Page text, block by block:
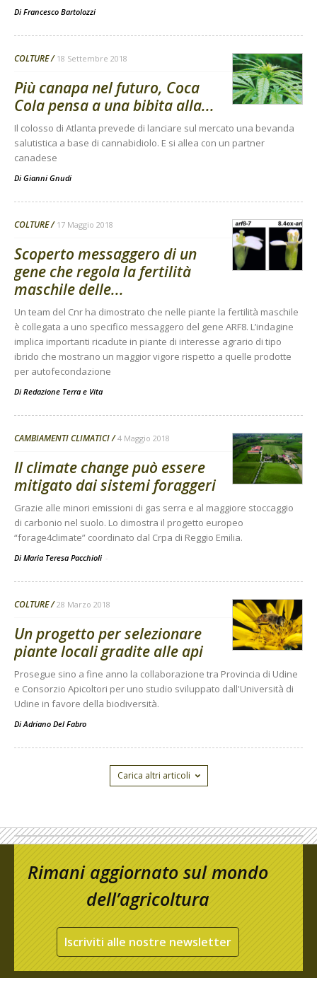
Di Francesco Bartolozzi
COLTURE 18 Settembre 2018
Più canapa nel futuro, Coca
Cola pensa a una bibita alla...
Il colosso di Atlanta prevede di lanciare sul mercato una bevanda
salutistica a base di cannabidiolo. E si allea con un partner
canadese
Di Gianni Gnudi
COLTURE 17 Maggio 2018
Scoperto messaggero di un
gene che regola la fertilità
maschile delle...
Un team del Cnr ha dimostrato che nelle piante la fertilità maschile
è collegata a uno specifico messaggero del gene ARF8. L’indagine
implica importanti ricadute in piante di interesse agrario di tipo
ibrido che mostrano un maggior vigore rispetto a quelle prodotte
per autofecondazione
Di Redazione Terra e Vita
CAMBIAMENTI CLIMATICI 4 Maggio 2018
Il climate change può essere
mitigato dai sistemi foraggeri
Grazie alle minori emissioni di gas serra e al maggiore stoccaggio
di carbonio nel suolo. Lo dimostra il progetto europeo
“forage4climate” coordinato dal Crpa di Reggio Emilia.
Di Maria Teresa Pacchioli -
COLTURE 28 Marzo 2018
Un progetto per selezionare
piante locali gradite alle api
Prosegue sino a fine anno la collaborazione tra Provincia di Udine
e Consorzio Apicoltori per uno studio sviluppato dall'Università di
Udine in favore della biodiversità.
Di Adriano Del Fabro
Carica altri articoli
Rimani aggiornato sul mondo
dell’agricoltura
Iscriviti alle nostre newsletter